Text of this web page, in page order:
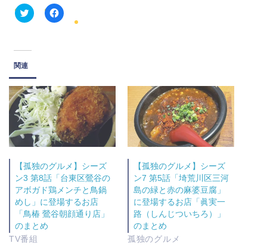
ク
し
て
T
w
i
t
t
e
r
で
共
有
(
し
い
ウ
ィ
ン
ド
ウ
で
開
き
ま
F
で
共
有
す
る
に
は
ク
リ
ク
し
て
く
だ
さ
い
(
関連
【孤独のグルメ】シーズ
ン3 第8話「台東区鶯谷の
アボガド鶏メンチと鳥鍋
めし」に登場するお店
「鳥椿 鶯谷朝顔通り店」
のまとめ
TV番組
【孤独のグルメ】シーズ
ン7 第5話「埼荒川区三河
島の緑と赤の麻婆豆腐」
に登場するお店「眞実一
路（しんじついちろ）」
のまとめ
孤独のグルメ